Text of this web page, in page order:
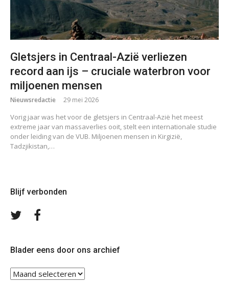
Gletsjers in Centraal-Azië verliezen
record aan ijs – cruciale waterbron voor
miljoenen mensen
Nieuwsredactie 29 mei 2026
Vorig jaar was het voor de gletsjers in Centraal-Azië het meest
extreme jaar van massaverlies ooit, stelt een internationale studie
onder leiding van de VUB. Miljoenen mensen in Kirgizië,
Tadzjikistan,…
Blijf verbonden
Volg
Blader eens door ons archief
Blader
eens